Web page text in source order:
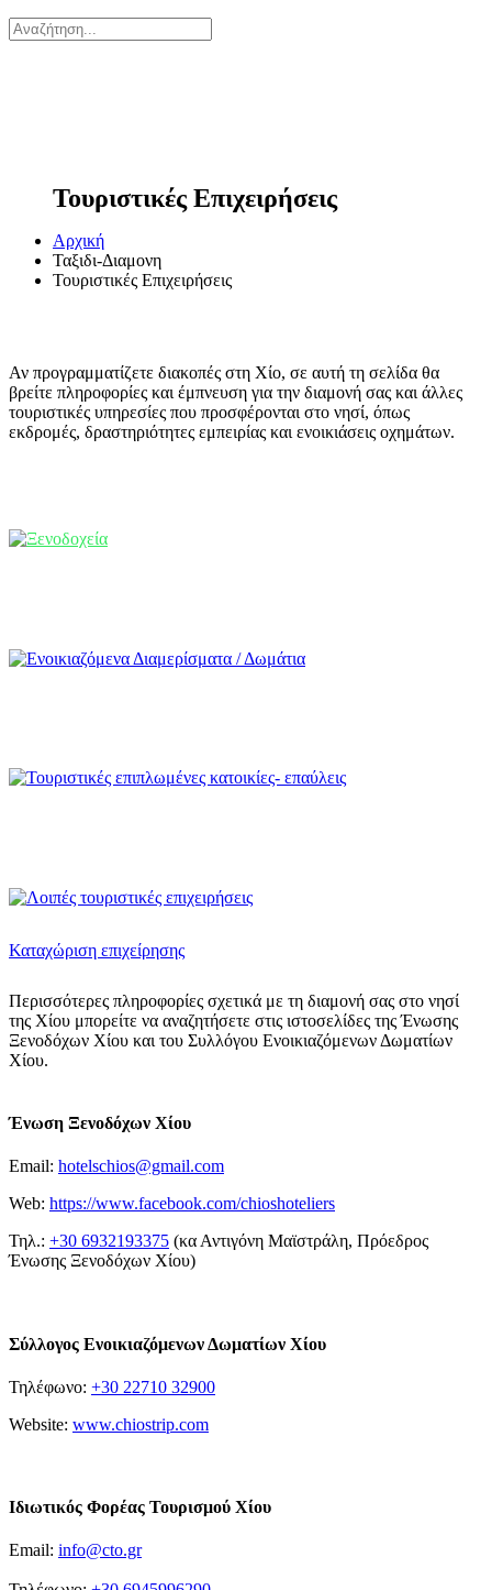
Τουριστικές Επιχειρήσεις
Αρχική
Ταξιδι-Διαμονη
Τουριστικές Επιχειρήσεις
Αν προγραμματίζετε διακοπές στη Χίο, σε αυτή τη σελίδα θα
βρείτε πληροφορίες και έμπνευση για την διαμονή σας και άλλες
τουριστικές υπηρεσίες που προσφέρονται στο νησί, όπως
εκδρομές, δραστηριότητες εμπειρίας και ενοικιάσεις οχημάτων.
Καταχώριση επιχείρησης
Περισσότερες πληροφορίες σχετικά με τη διαμονή σας στο νησί
της Χίου μπορείτε να αναζητήσετε στις ιστοσελίδες της Ένωσης
Ξενοδόχων Χίου και του Συλλόγου Ενοικιαζόμενων Δωματίων
Χίου.
Ένωση Ξενοδόχων Χίου
Email: hotelschios@gmail.com
Web: https://www.facebook.com/chioshoteliers
Τηλ.: +30 6932193375 (κα Αντιγόνη Μαϊστράλη, Πρόεδρος
Ένωσης Ξενοδόχων Χίου)
Σύλλογος Ενοικιαζόμενων Δωματίων Χίου
Τηλέφωνο: +30 22710 32900
Website: www.chiostrip.com
Ιδιωτικός Φορέας Τουρισμού Χίου
Email: info@cto.gr